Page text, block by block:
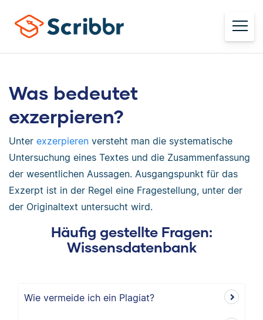
Was bedeutet
exzerpieren?
Unter exzerpieren versteht man die systematische
Untersuchung eines Textes und die Zusammenfassung
der wesentlichen Aussagen. Ausgangspunkt für das
Exzerpt ist in der Regel eine Fragestellung, unter der
der Originaltext untersucht wird.
Häufig gestellte Fragen:
Wissensdatenbank
Wie vermeide ich ein Plagiat?